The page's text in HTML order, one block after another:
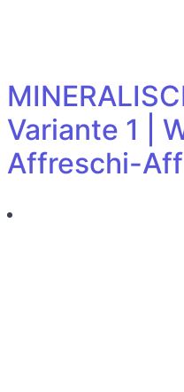
Variante 1 |
Affreschi-